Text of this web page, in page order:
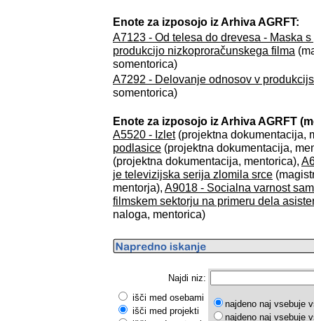
Enote za izposojo iz Arhiva AGRFT:
A7123 - Od telesa do drevesa - Maska
produkcijo nizkoproračunskega filma
somentorica)
A7292 - Delovanje odnosov v
somentorica)
Enote za izposojo iz Arhiva AGRFT
A5520 - Izlet(projektna dokumentacija,
podlasice (projektna dokumentacija,
(projektna dokumentacija, mentorica),
je televizijska serija zlomila srce
mentorja), A9018 - Socialna varnost
filmskem sektorju na primeru dela
naloga, mentorica)
Najdi niz:
išči med osebami
išči med projekti
najdeno naj vsebuje
najdeno naj vsebuje